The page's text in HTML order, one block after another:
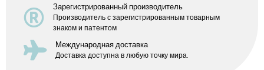
Зарегистрированный производитель
Производитель с зарегистрированным товарным
знаком и патентом
Международная доставка
Доставка доступна в любую точку мира.